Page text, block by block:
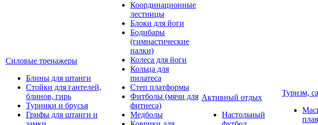
Силовые тренажеры
Блины для штанги
Стойки для гантелей,
блинов, гирь
Турники и брусья
Грифы для штанги и
Координационные
лестницы
Блоки для йоги
Бодибары
(гимнастические
палки)
Колеса для йоги
Кольца для
пилатеса
Степ платформы
Фитболы (мячи для
фитнеса)
Медболы
Активный отдых
Настольный
Туризм,